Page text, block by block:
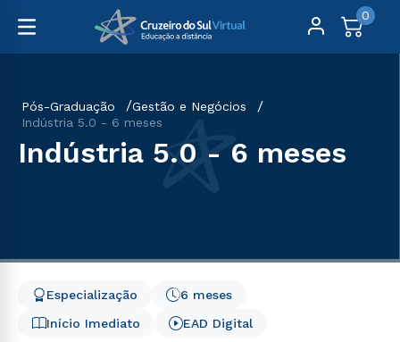
0
Pós-Graduação
Gestão e Negócios
Indústria 5.0 - 6 meses
Indústria 5.0 - 6 meses
Início Imediato
6 meses
Especialização
EAD Digital